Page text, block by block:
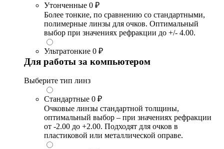
Утонченные 0 ₽
Более тонкие, по сравнению со стандартными,
полимерные линзы для очков. Оптимальный
выбор при значениях рефракции до +/- 4.00.
Ультратонкие 0 ₽
Для работы за компьютером
Выберите тип линз
Стандартные 0 ₽
Очковые линзы стандартной толщины,
оптимальный выбор – при значениях рефракции
от -2.00 до +2.00. Подходят для очков в
пластиковой или металлической оправе.